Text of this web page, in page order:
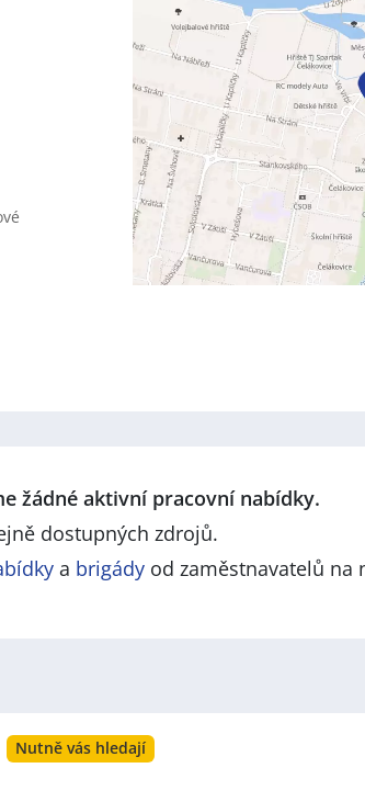
žádné aktivní pracovní nabídky.
dostupných zdrojů.
a brigády od zaměstnavatelů na
Nutně vás hledají